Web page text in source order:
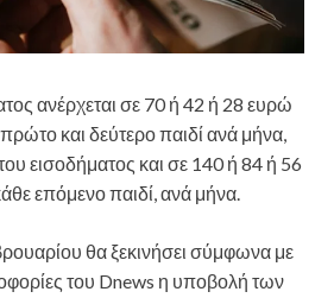
ανέρχεται σε 70 ή 42 ή 28 ευρώ
πρώτο και δεύτερο παιδί ανά μήνα,
εισοδήματος και σε 140 ή 84 ή 56
επόμενο παιδί, ανά μήνα.
θα ξεκινήσει σύμφωνα με
του Dnews η υποβολή των